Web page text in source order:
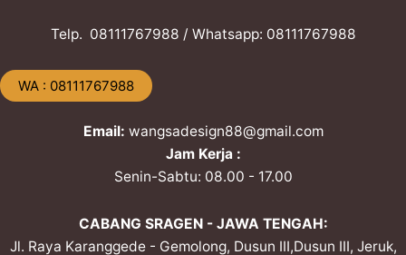
Telp. ​08111767988 / Whatsapp: ​08111767988
​WA : 08111767988
Email: wangsadesign88@gmail.com
Jam Kerja :
Senin-Sabtu: 08.00 - 17.00
CABANG SRAGEN - JAWA TENGAH:
Jl. Raya Karanggede - Gemolong, Dusun III,Dusun III, Jeruk,